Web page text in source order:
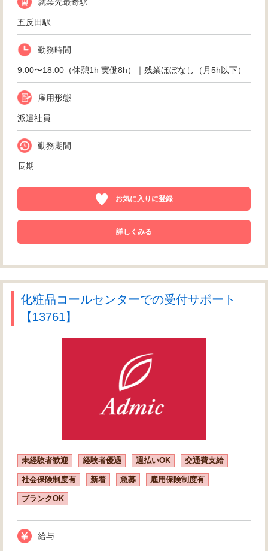
五反田駅
勤務時間
9:00〜18:00（休憩1h 実働8h）｜残業ほぼなし（月5h以下）
雇用形態
派遣社員
勤務期間
長期
お気に入りに登録
詳しくみる
化粧品コールセンターでの受付サポート
【13761】
未経験者歓迎 経験者優遇 週払いOK 交通費支給
社会保険制度有 新着 急募 雇用保険制度有
ブランクOK
給与